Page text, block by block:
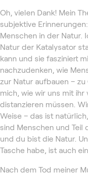
Oh, vielen Dank! Mein
subjektive
Menschen in der Natur.
Natur der Katalysator
kann und sie fasziniert
nachzudenken, wie
zur Natur aufbauen –
mich, wie wir uns mit
distanzieren müssen.
Weise – das ist
sind Menschen und Teil
und du bist die Natur.
Tasche habe, ist auch
Nach dem Tod meiner